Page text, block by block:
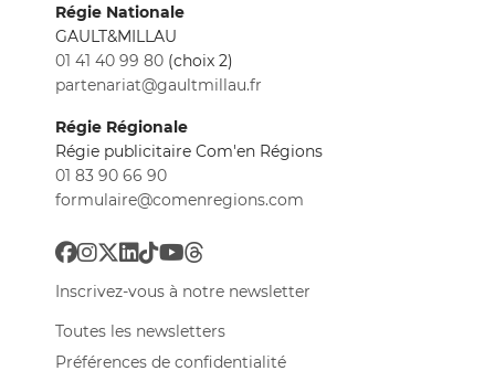
Régie Nationale
GAULT&MILLAU
01 41 40 99 80 (choix 2)
partenariat@gaultmillau.fr
Régie Régionale
Régie publicitaire Com'en Régions
01 83 90 66 90
formulaire@comenregions.com
Inscrivez-vous à notre newsletter
Toutes les newsletters
Préférences de confidentialité